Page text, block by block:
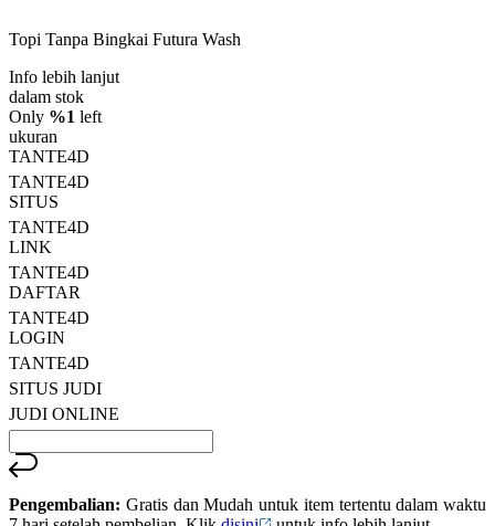
bintang,
rating
rata-
rata.
Read
13
Reviews.
Tautan
halaman
yang
sama.
Topi Tanpa Bingkai Futura Wash
Info lebih lanjut
dalam stok
Only %1 left
ukuran
TANTE4D
TANTE4D
SITUS
TANTE4D
LINK
TANTE4D
DAFTAR
TANTE4D
LOGIN
TANTE4D
SITUS JUDI
JUDI ONLINE
Pengembalian: Gratis dan Mudah untuk item tertentu dalam waktu